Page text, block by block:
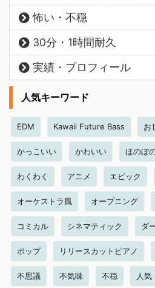
怖い・不穏
30分・1時間耐久
実績・プロフィール
人気キーワード
EDM Kawaii Future Bass お
かっこいい かわいい ほのぼ
わくわく アニメ エピック
オーケストラ風 オープニング
コミカル シネマティック ダ
ポップ リリースカットピアノ
不思議 不気味 不穏 人気